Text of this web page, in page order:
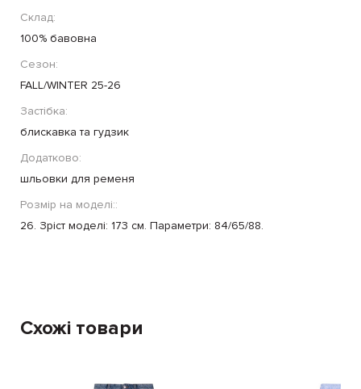
Склад:
100% бавовна
Сезон:
FALL/WINTER 25-26
Застібка:
блискавка та гудзик
Додатково:
шльовки для ременя
Розмір на моделі::
26. Зріст моделі: 173 см. Параметри: 84/65/88.
Схожі товари